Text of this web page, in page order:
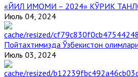
«ЙИЛ ИМОМИ – 2024» КЎРИК
Июль 04, 2024
Пойтахтимизда Ўзбекистон
Июль 03, 2024